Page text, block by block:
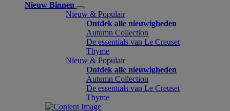
Nieuw Binnen
Nieuw & Populair
Ontdek alle nieuwigheden
Autumn Collection
De essentials van Le Creuset
Thyme
Nieuw & Populair
Ontdek alle nieuwigheden
Autumn Collection
De essentials van Le Creuset
Thyme